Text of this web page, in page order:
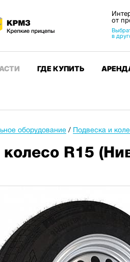
от
в
ГДЕ КУПИТЬ
оборудование / Подвеска и
R15